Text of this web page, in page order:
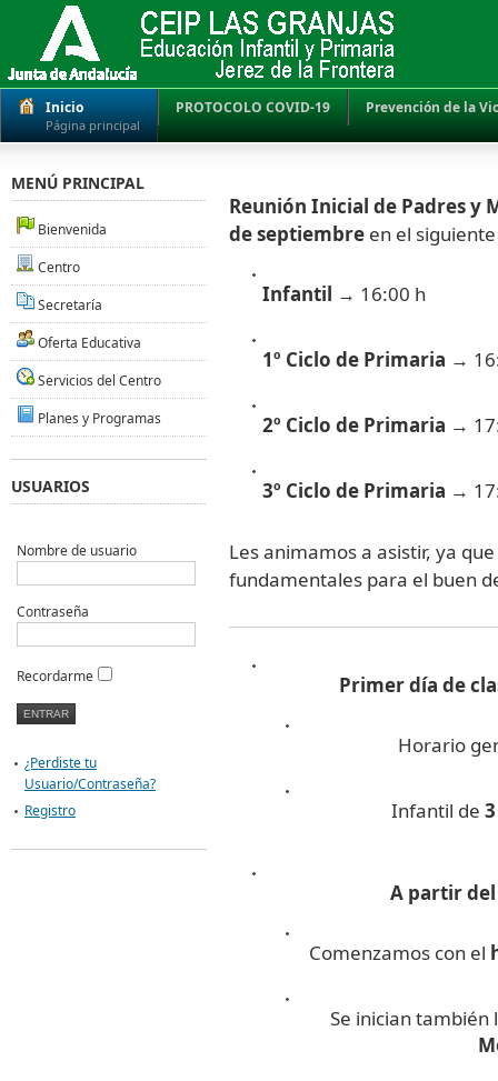
Inicio
Página principal
PROTOCOLO COVID-19 Prevención de la
Reunión Inicial de Padres y
de septiembre en el
Infantil → 16:00 h
1º Ciclo de Primaria →
2º Ciclo de Primaria →
3º Ciclo de Primaria →
Les animamos a asistir, ya
fundamentales para el buen
Primer día de
Horario
Infantil de
A partir
Comenzamos con el
Se inician también
MENÚ PRINCIPAL
Bienvenida
Centro
Secretaría
Oferta Educativa
Servicios del Centro
Planes y Programas
USUARIOS
Nombre de usuario
Contraseña
Recordarme
¿Perdiste tu
Usuario/Contraseña?
Registro